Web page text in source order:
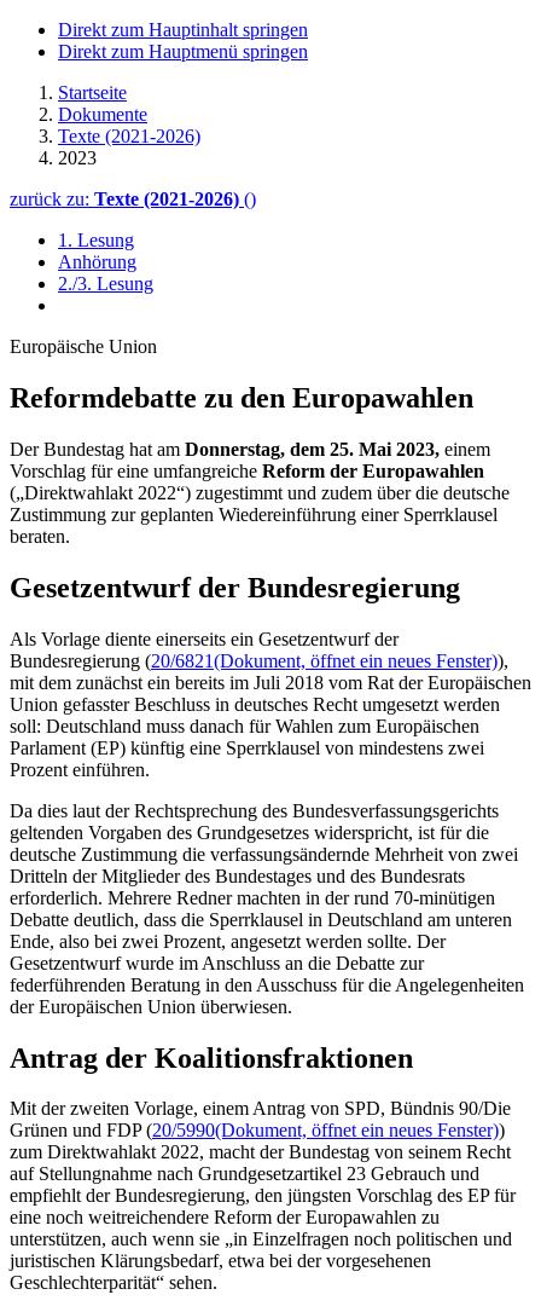
Direkt zum Hauptinhalt springen
Direkt zum Hauptmenü springen
Startseite
Dokumente
Texte (2021-2026)
2023
zurück zu: Texte (2021-2026) ()
1. Lesung
Anhörung
2./3. Lesung
Europäische Union
Reformdebatte zu den Europawahlen
Der Bundestag hat am Donnerstag, dem 25. Mai 2023, einem
Vorschlag für eine umfangreiche Reform der Europawahlen
(„Direktwahlakt 2022“) zugestimmt und zudem über die deutsche
Zustimmung zur geplanten Wiedereinführung einer Sperrklausel
beraten.
Gesetzentwurf der Bundesregierung
Als Vorlage diente einerseits ein Gesetzentwurf der
Bundesregierung (20/6821(Dokument, öffnet ein neues Fenster)),
mit dem zunächst ein bereits im Juli 2018 vom Rat der Europäischen
Union gefasster Beschluss in deutsches Recht umgesetzt werden
soll: Deutschland muss danach für Wahlen zum Europäischen
Parlament (EP) künftig eine Sperrklausel von mindestens zwei
Prozent einführen.
Da dies laut der Rechtsprechung des Bundesverfassungsgerichts
geltenden Vorgaben des Grundgesetzes widerspricht, ist für die
deutsche Zustimmung die verfassungsändernde Mehrheit von zwei
Dritteln der Mitglieder des Bundestages und des Bundesrats
erforderlich. Mehrere Redner machten in der rund 70-minütigen
Debatte deutlich, dass die Sperrklausel in Deutschland am unteren
Ende, also bei zwei Prozent, angesetzt werden sollte. Der
Gesetzentwurf wurde im Anschluss an die Debatte zur
federführenden Beratung in den Ausschuss für die Angelegenheiten
der Europäischen Union überwiesen.
Antrag der Koalitionsfraktionen
Mit der zweiten Vorlage, einem Antrag von SPD, Bündnis 90/Die
Grünen und FDP (20/5990(Dokument, öffnet ein neues Fenster))
zum Direktwahlakt 2022, macht der Bundestag von seinem Recht
auf Stellungnahme nach Grundgesetzartikel 23 Gebrauch und
empfiehlt der Bundesregierung, den jüngsten Vorschlag des EP für
eine noch weitreichendere Reform der Europawahlen zu
unterstützen, auch wenn sie „in Einzelfragen noch politischen und
juristischen Klärungsbedarf, etwa bei der vorgesehenen
Geschlechterparität“ sehen.